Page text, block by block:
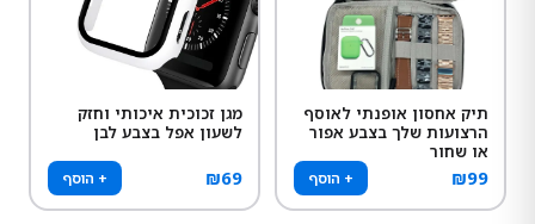
תיק אחסון אופנתי לאוסף
הרצועות שלך בצבע אפור
או שחור
₪99 + הוסף
מגן זכוכית איכותי וחזק
לשעון אפל בצבע לבן
₪69 + הוסף